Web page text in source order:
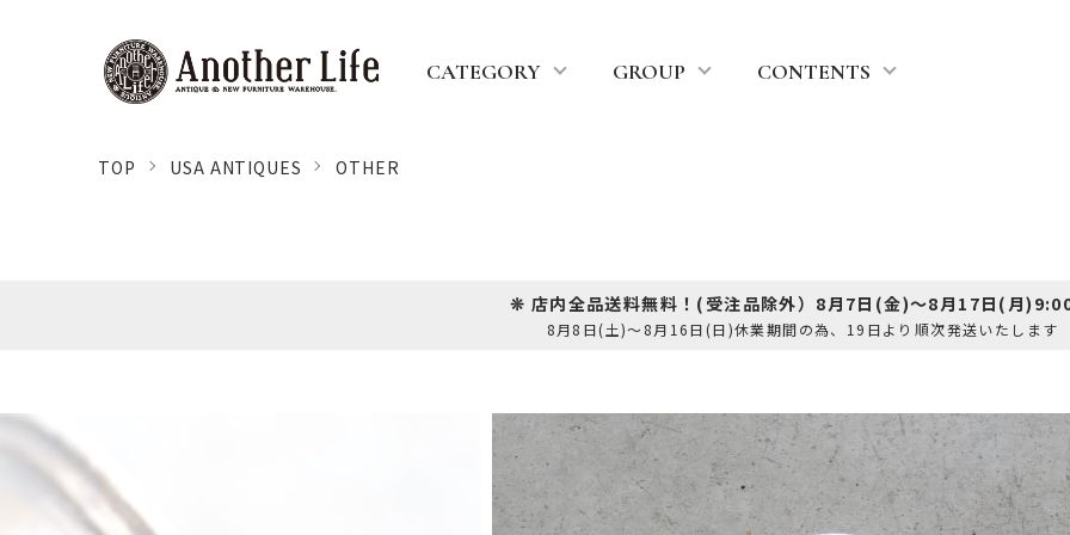
CATEGORY GROUP CONTENTS
TOP USA ANTIQUES OTHER
❊ 店内全品送料無料！(受注品除外）8月7日(金)～8月17日(月
8月8日(土)～8月16日(日)休業期間の為、19日より順次発送いたします